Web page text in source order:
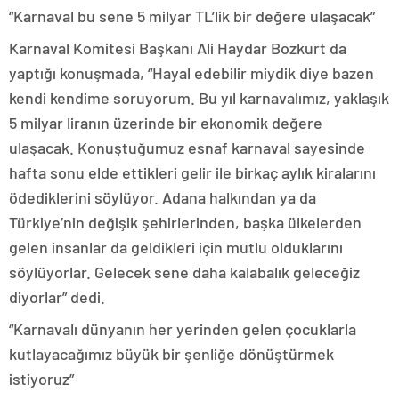
“Karnaval bu sene 5 milyar TL’lik bir değere ulaşacak”
Karnaval Komitesi Başkanı Ali Haydar Bozkurt da
yaptığı konuşmada, “Hayal edebilir miydik diye bazen
kendi kendime soruyorum. Bu yıl karnavalımız, yaklaşık
5 milyar liranın üzerinde bir ekonomik değere
ulaşacak. Konuştuğumuz esnaf karnaval sayesinde
hafta sonu elde ettikleri gelir ile birkaç aylık kiralarını
ödediklerini söylüyor. Adana halkından ya da
Türkiye’nin değişik şehirlerinden, başka ülkelerden
gelen insanlar da geldikleri için mutlu olduklarını
söylüyorlar. Gelecek sene daha kalabalık geleceğiz
diyorlar” dedi.
“Karnavalı dünyanın her yerinden gelen çocuklarla
kutlayacağımız büyük bir şenliğe dönüştürmek
istiyoruz”